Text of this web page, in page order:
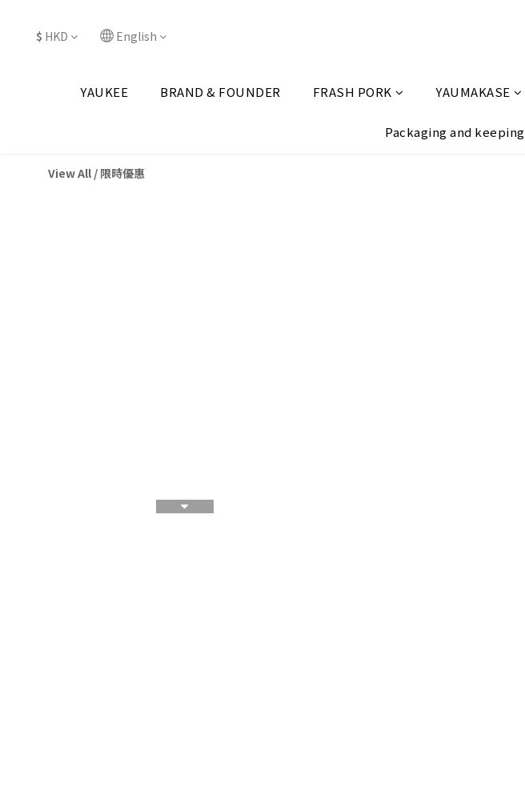
$ HKD English
YAUKEE BRAND & FOUNDER FRASH PORK YAUMAKASE
Packaging and keeping
View All / 限時優惠